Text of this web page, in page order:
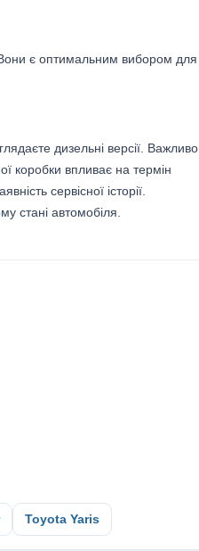
Вони є оптимальним вибором для
дизельні версії. Важливо
коробки впливає на термін
сервісної історії.
стані автомобіля.
Toyota Yaris